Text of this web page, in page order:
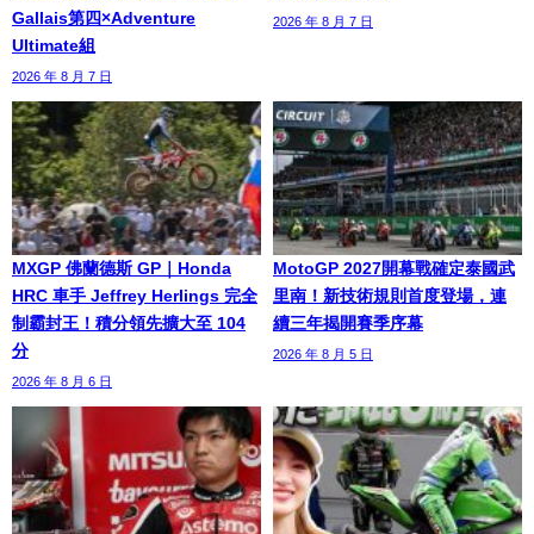
Gallais第四×Adventure
Ultimate組
2026 年 8 月 7 日
2026 年 8 月 7 日
MXGP 佛蘭德斯 GP｜Honda
HRC 車手 Jeffrey Herlings 完全
制霸封王！積分領先擴大至 104
分
2026 年 8 月 6 日
MotoGP 2027開幕戰確定泰國武
里南！新技術規則首度登場，連
續三年揭開賽季序幕
2026 年 8 月 5 日